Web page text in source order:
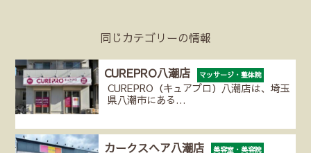
同じカテゴリーの情報
CUREPRO八潮店 マッサージ・整体院
CUREPRO（キュアプロ）八潮店は、埼玉
県八潮市にある…
カークスヘア八潮店 美容室・美容院